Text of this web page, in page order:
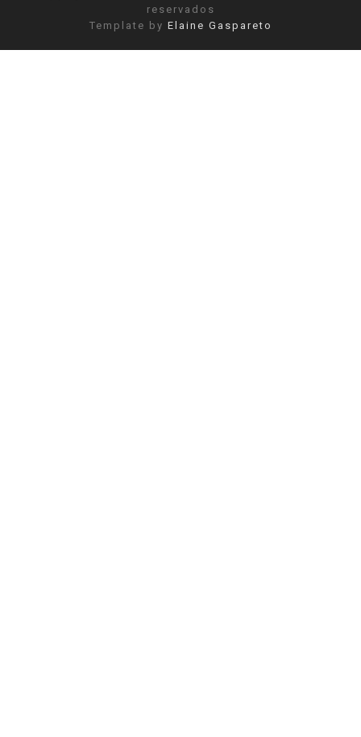
reservados
Template by Elaine Gaspareto